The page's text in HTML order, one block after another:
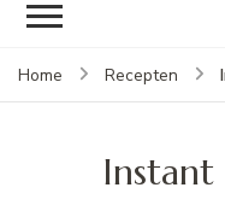
Home Recepten